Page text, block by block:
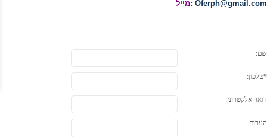
מייל: Oferph@gmail.com
שם:
*טלפון:
דואר אלקטרוני:
הערות: